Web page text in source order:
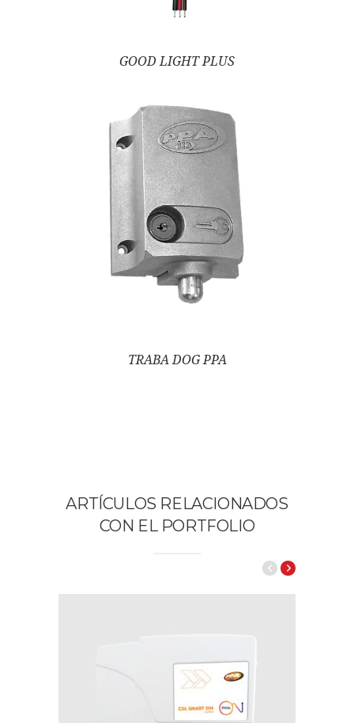
GOOD LIGHT PLUS
TRABA DOG PPA
ARTÍCULOS RELACIONADOS
CON EL PORTFOLIO